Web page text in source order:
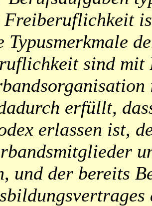
Typusmerkmale
sind mit
erfüllt,
erlassen ist,
und der bereits